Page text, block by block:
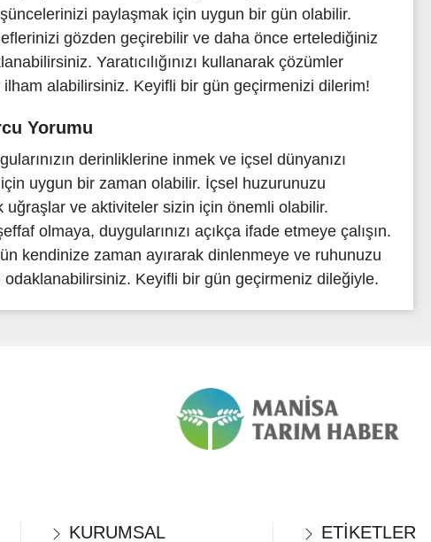
paylaşmak için uygun bir gün olabilir.
gözden geçirebilir ve daha önce ertelediğiniz
Yaratıcılığınızı kullanarak çözümler
ilham alabilirsiniz. Keyifli bir gün geçirmenizi dilerim!
Yorumu
derinliklerine inmek ve içsel dünyanızı
uygun bir zaman olabilir. İçsel huzurunuzu
uğraşlar ve aktiviteler sizin için önemli olabilir.
olmaya, duygularınızı açıkça ifade etmeye çalışın.
kendinize zaman ayırarak dinlenmeye ve ruhunuzu
odaklanabilirsiniz. Keyifli bir gün geçirmeniz dileğiyle.
KURUMSAL ETİKETLER